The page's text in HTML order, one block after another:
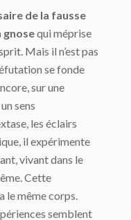
de la fausse
gnosequi méprise
Mais il n’est pas
se fonde
sur une
sens
les éclairs
il expérimente
vivant dans le
Cette
le même corps.
semblent